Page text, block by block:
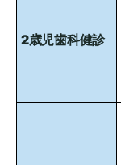
2歳児歯科健診